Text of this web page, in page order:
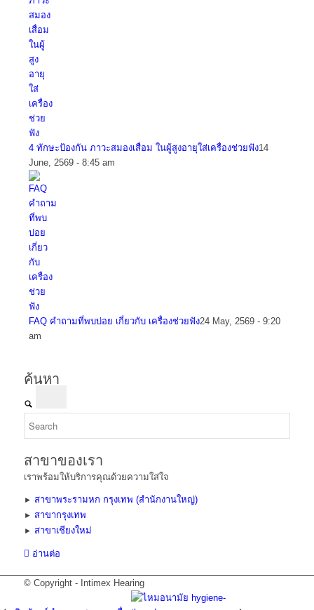
4 ทักษะป้องกัน ภาวะสมองเสื่อม ในผู้สูงอายุใส่เครื่องช่วยฟัง14
June, 2569 - 8:45 am
FAQ คำถามที่พบบ่อย เกี่ยวกับ เครื่องช่วยฟัง24 May, 2569 - 9:20
am
ค้นหา
สาขาของเรา
เราพร้อมให้บริการคุณด้วยความใส่ใจ
► สาขาพระรามหก กรุงเทพ (สำนักงานใหญ่)
► สาขากรุงเทพ
► สาขาเชียงใหม่
อ่านต่อ
© Copyright - Intimex Hearing